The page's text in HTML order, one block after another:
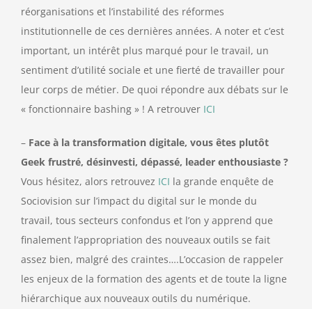
réorganisations et l’instabilité des réformes
institutionnelle de ces dernières années. A noter et c’est
important, un intérêt plus marqué pour le travail, un
sentiment d’utilité sociale et une fierté de travailler pour
leur corps de métier. De quoi répondre aux débats sur le
« fonctionnaire bashing » ! A retrouver ICI
– Face à la transformation digitale, vous êtes plutôt
Geek frustré, désinvesti, dépassé, leader enthousiaste ?
Vous hésitez, alors retrouvez ICI la grande enquête de
Sociovision sur l’impact du digital sur le monde du
travail, tous secteurs confondus et l’on y apprend que
finalement l’appropriation des nouveaux outils se fait
assez bien, malgré des craintes….L’occasion de rappeler
les enjeux de la formation des agents et de toute la ligne
hiérarchique aux nouveaux outils du numérique.